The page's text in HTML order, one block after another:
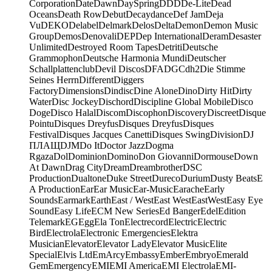
CorporationDateDawnDaySpringDDDDe-LiteDead
OceansDeath RowDebutDecaydanceDef JamDeja
VuDEKODelabelDelmarkDelosDeltaDemonDemon Music
GroupDemosDenovaliDEPDep InternationalDeramDesaster
UnlimitedDestroyed Room TapesDetritiDeutsche
GrammophonDeutsche Harmonia MundiDeutscher
SchallplattenclubDevil DiscosDFADGCdh2Die Stimme
Seines HerrnDifferentDiggers
FactoryDimensionsDindiscDine AloneDinoDirty HitDirty
WaterDisc JockeyDischordDiscipline Global MobileDisco
DogeDisco HalalDiscomDiscophonDiscoveryDiscreetDisque
PointuDisques DreyfusDisques DreyfusDisques
FestivalDisques Jacques CanettiDisques SwingDivisionDJ
ПЛАЩDJMDo ItDoctor JazzDogma
RgazaDolDominionDominoDon GiovanniDormouseDown
At DawnDrag CityDreamDreambrotherDSC
ProductionDualtoneDuke StreetDurecoDuriumDusty BeatsE
A ProductionEarEar MusicEar-MusicEaracheEarly
SoundsEarmarkEarthEast / WestEast WestEastWestEasy Eye
SoundEasy LifeECM New SeriesEd BangerEdelEdition
TelemarkEGEggEla TonElectrecordElectricElectric
BirdElectrolaElectronic EmergenciesElektra
MusicianElevatorElevator LadyElevator MusicElite
SpecialElvis LtdEmArcyEmbassyEmberEmbryoEmerald
GemEmergencyEMIEMI AmericaEMI ElectrolaEMI-